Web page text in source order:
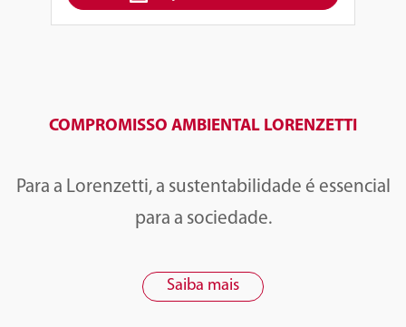
COMPROMISSO AMBIENTAL LORENZETTI
Para a Lorenzetti, a sustentabilidade é essencial
para a sociedade.
Saiba mais